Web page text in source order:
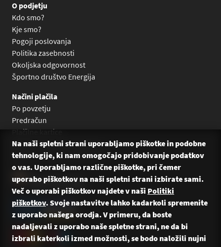
O podjetju
Kdo smo?
Kje smo?
Pogoji poslovanja
Politika zasebnosti
Okoljska odgovornost
Športno društvo Energija
Načini plačila
Po povzetju
Predračun
Plačilne kartice
Plačilo na obroke Leanpay
Plačilo na obroke s karticami
Na naši spletni strani uporabljamo piškotke in podobne
tehnologije, ki nam omogočajo pridobivanje podatkov
o vas. Uporabljamo različne piškotke, pri čemer
uporabo piškotkov na naši spletni strani izbirate sami.
Več o uporabi piškotkov najdete v naši Politiki
piškotkov. Svoje nastavitve lahko kadarkoli spremenite
z uporabo našega orodja. V primeru, da boste
nadaljevali z uporabo naše spletne strani, ne da bi
izbrali katerkoli izmed možnosti, se bodo naložili nujni